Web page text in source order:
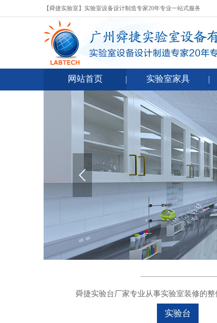
【舜捷实验室】实验室设备设计制造专家20年专业一站式服务
网站首页 实验室家具
舜捷实验台厂家专业从事实验室装修的
实验台